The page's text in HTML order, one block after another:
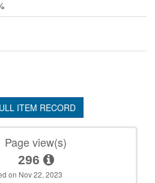
ITEM RECORD
Page view(s)
296
on Nov 22, 2023